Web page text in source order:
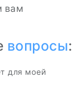
вам
вопросы:
для моей